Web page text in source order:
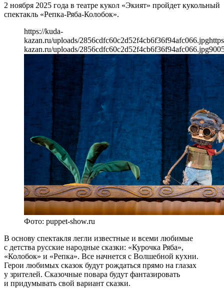
2 ноября 2025 года в театре кукол «Экият» пройдет кукольный
спектакль «Репка-Ряба-Колобок».
https://kuda-
kazan.ru/uploads/2856cdfc60c2d52f4cb6f36f94afc066.jpg
kazan.ru/uploads/2856cdfc60c2d52f4cb6f36f94afc066.jpg900
Фото: puppet-show.ru
В основу спектакля легли известные и всеми любимые
с детства русские народные сказки: «Курочка Ряба»,
«Колобок» и «Репка». Все начнется с Волшебной кухни.
Герои любимых сказок будут рождаться прямо на глазах
у зрителей. Сказочные повара будут фантазировать
и придумывать свой вариант сказки.